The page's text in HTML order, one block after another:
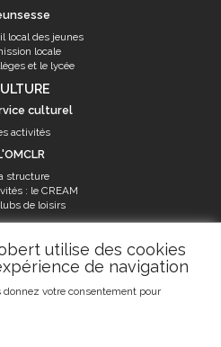
utilise des cookies
de navigation
votre consentement pour
local des jeunes
locale
et le lycée
culturel
activités
structure
: le CREAM
de loisirs
sportifs
municipaux
activités